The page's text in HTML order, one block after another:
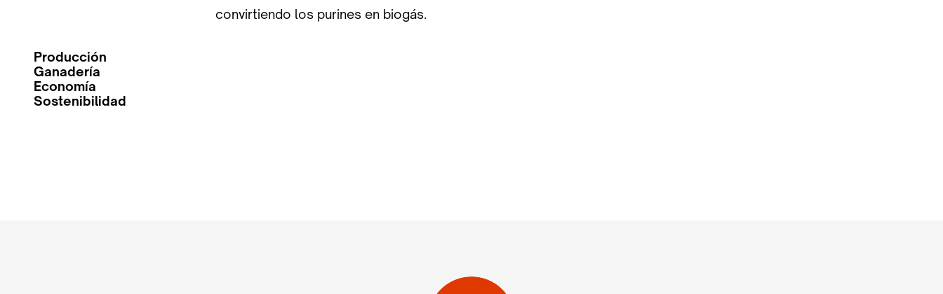
convirtiendo los purines en biogás.
Producción
Ganadería
Economía
Sostenibilidad